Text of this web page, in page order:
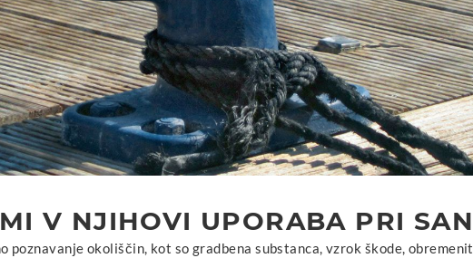
V NJIHOVI UPORABA PRI
poznavanje okoliščin, kot so gradbena substanca, vzrok škode,